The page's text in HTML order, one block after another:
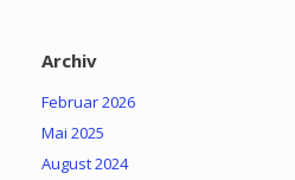
Archiv
Februar 2026
Mai 2025
August 2024